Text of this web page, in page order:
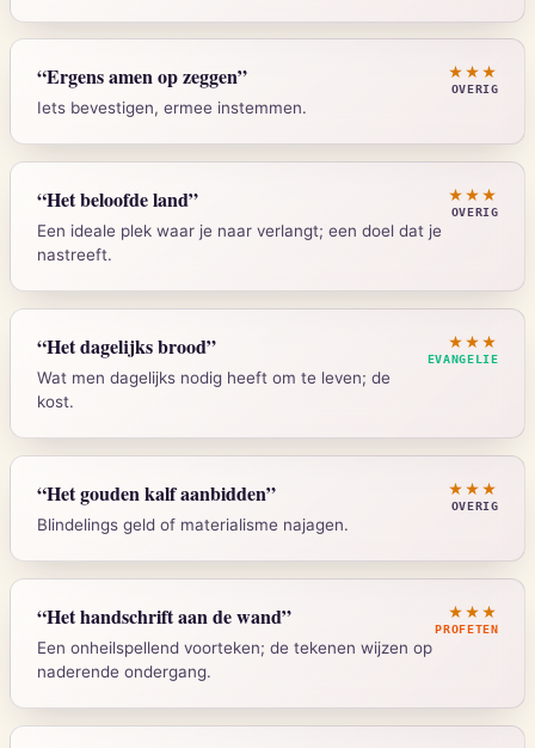
“Ergens amen op zeggen”
Iets bevestigen, ermee instemmen.
★★★
OVERIG
“Het beloofde land”
Een ideale plek waar je naar verlangt; een doel dat je
nastreeft.
★★★
OVERIG
“Het dagelijks brood”
Wat men dagelijks nodig heeft om te leven; de
kost.
★★★
EVANGELIE
“Het gouden kalf aanbidden”
Blindelings geld of materialisme najagen.
★★★
OVERIG
“Het handschrift aan de wand”
Een onheilspellend voorteken; de tekenen wijzen op
naderende ondergang.
★★★
PROFETEN